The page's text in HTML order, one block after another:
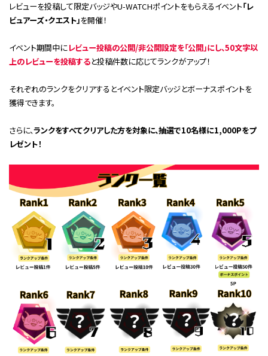
レビューを投稿して限定バッジやU-WATCHポイントをもらえるイベント「レ
ビュアーズ・クエスト」を開催！
イベント期間中にレビュー投稿の公開/非公開設定を「公開」にし、50文字以
上のレビューを投稿すると投稿件数に応じてランクがアップ！
それぞれのランクをクリアするとイベント限定バッジとボーナスポイントを
獲得できます。
さらに、ランクをすべてクリアした方を対象に、抽選で10名様に1,000Pをプ
レゼント！